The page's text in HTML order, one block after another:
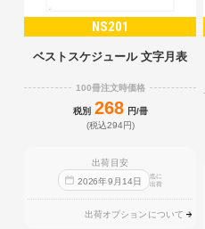
NS201
ベストスケジュール 文字月表
100冊注文時価格
税別 268 円/冊
(税込294円)
出荷目安
2026年9 月 14日
迄に
出荷
出荷オプションについて